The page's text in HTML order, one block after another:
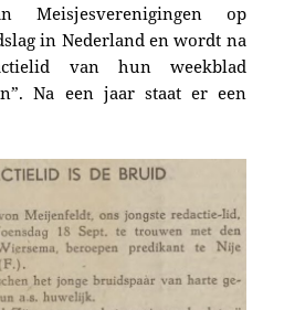
op
in Nederland en wordt na
van hun weekblad
Na een jaar staat er een